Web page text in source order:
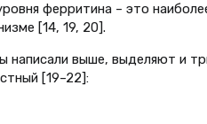
ферритина – это
[14, 19, 20].
выше, выделяют и
[19–22]: